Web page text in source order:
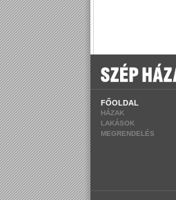
FŐOLDAL
HÁZAK
LAKÁSOK
MEGRENDELÉS